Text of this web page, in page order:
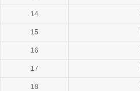
14
15
16
17
18